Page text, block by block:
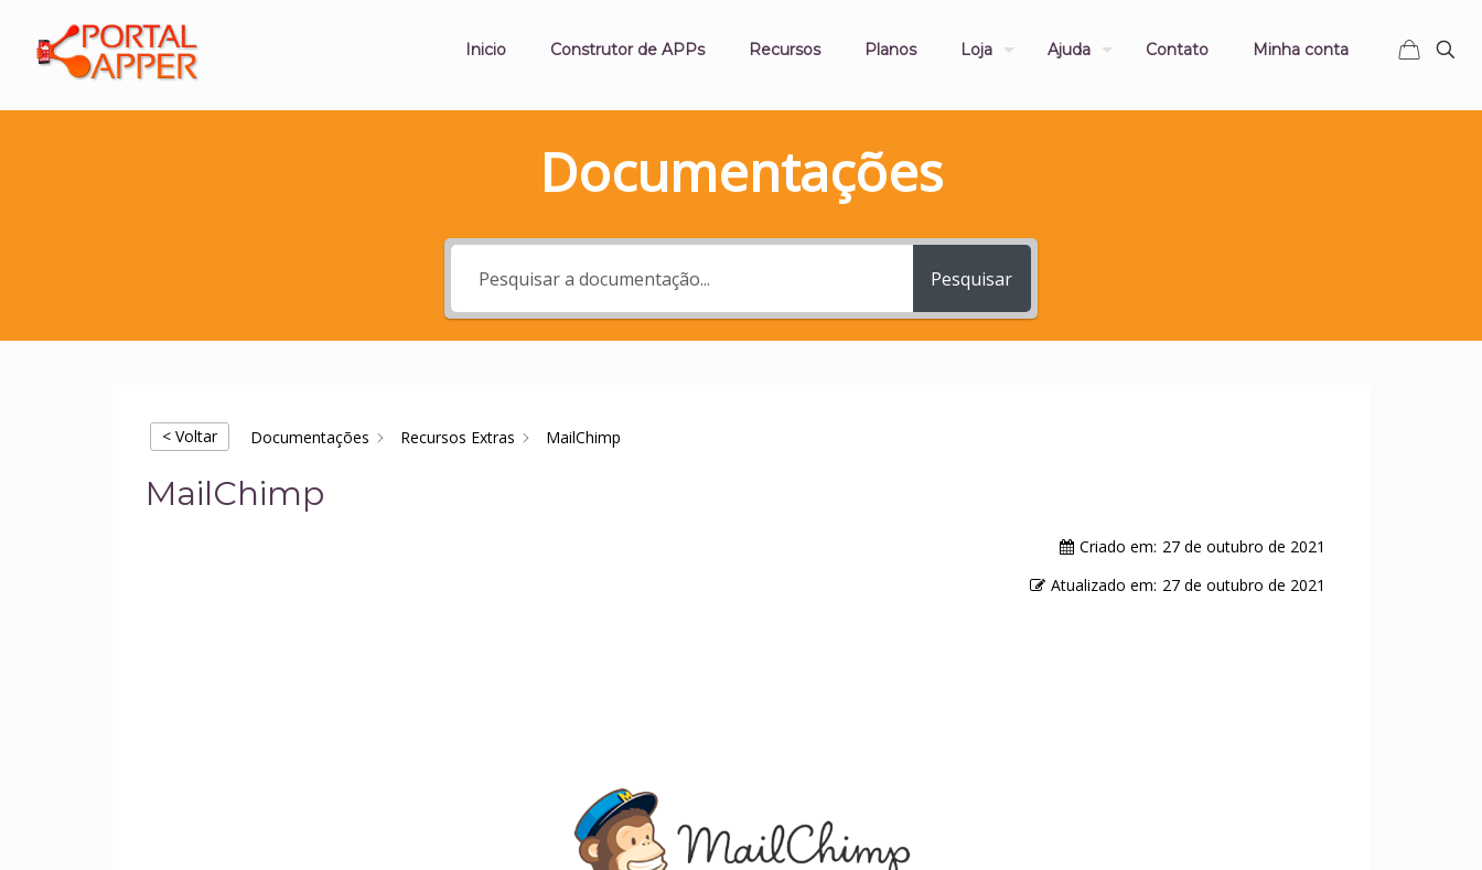
Inicio Construtor de APPs Recursos Planos Loja Ajuda Contato Minha conta
Documentações
Pesquisar
< Voltar Documentações Recursos Extras MailChimp
MailChimp
Criado em: 27 de outubro de 2021
Atualizado em: 27 de outubro de 2021